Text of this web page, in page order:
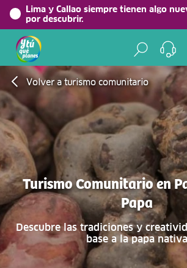
Lima y Callao siempre tienen algo
por descubrir.
Volver a turismo comunitario
Turismo Comunitario en
Papa
Descubre las tradiciones y
base a la papa nativa